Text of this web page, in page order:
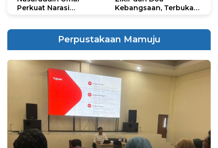
Perkuat Narasi
Kebangsaan, Terbuka
Perpustakaan Mamuju